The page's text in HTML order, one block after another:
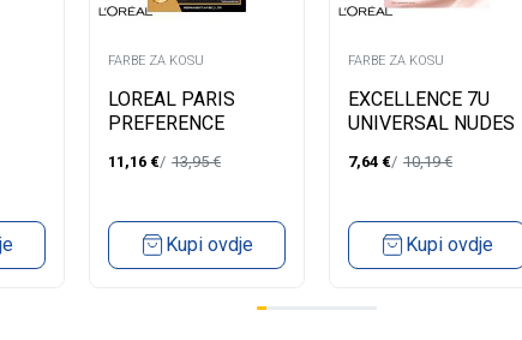
FARBE ZA KOSU
LOREAL PARIS
PREFERENCE
10.21 STOCKHOLM
BLONDE
11,16 € 13,95€
Kupi ovdje
FARBE ZA KOSU
EXCELLENCE 7U
UNIVERSAL NUDES
7,64 € 10,19€
Kupi ovdje